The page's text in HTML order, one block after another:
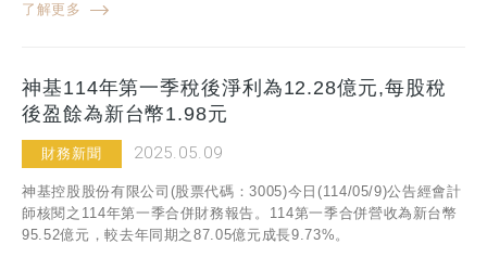
了解更多
神基114年第一季稅後淨利為12.28億元,每股稅
後盈餘為新台幣1.98元
財務新聞 2025.05.09
神基控股股份有限公司(股票代碼：3005)今日(114/05/9)公告經會計
師核閱之114年第一季合併財務報告。114第一季合併營收為新台幣
95.52億元，較去年同期之87.05億元成長9.73%。